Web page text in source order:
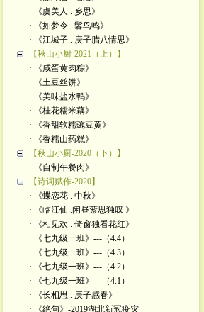
· 《虞美人 . 乡思》
· 《如梦令 . 鬊鸟鸣》
· 《江城子 . 庚子腊八情思》
【秋山小厨-2021（上）】
· 《咸蛋黄肉粽》
· 《土豆丝饼》
· 《美味盐水鸭》
· 《桂花糯米藕》
· 《香甜软糯豌豆黄》
· 《香糯山药糕》
【秋山小厨-2020（下）】
· 《自制午餐肉》
【诗词赋作-2020】
· 《蝶恋花 . 中秋》
· 《临江仙 .闲昼萦思独叹 》
· 《相见欢 . 倚窗独看花红》
· 《七九级一班》---（4.4）
· 《七九级一班》---（4.3）
· 《七九级一班》---（4.2）
· 《七九级一班》---（4.1）
· 《长相思 . 庚子感春》
· 《绝句》-2019湖北新冠疫灾